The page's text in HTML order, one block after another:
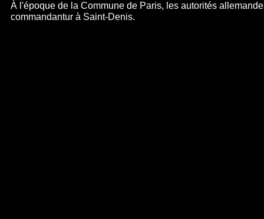
À l'époque de la Commune de Paris, les autorités
commandantur à Saint-Denis.